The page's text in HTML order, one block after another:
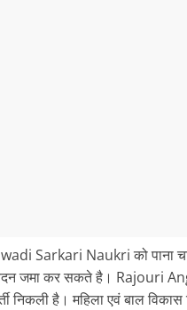
Sarkari Naukri को पाना
जमा कर सकते है। Rajouri
निकली है। महिला एवं बाल